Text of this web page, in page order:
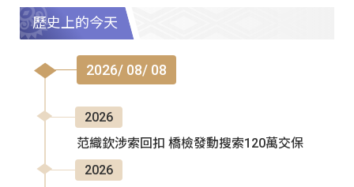
歷史上的今天
2026/ 08/ 08
2026
范織欽涉索回扣 橋檢發動搜索120萬交保
2026